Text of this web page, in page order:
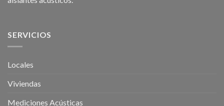
SERVICIOS
Locales
Viviendas
Mediciones Acústicas